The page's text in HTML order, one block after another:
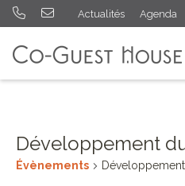
Actualités Agenda
Développement
Évènements